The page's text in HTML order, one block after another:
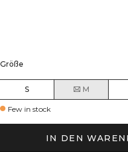
Größe
S M
Few in stock
IN DEN